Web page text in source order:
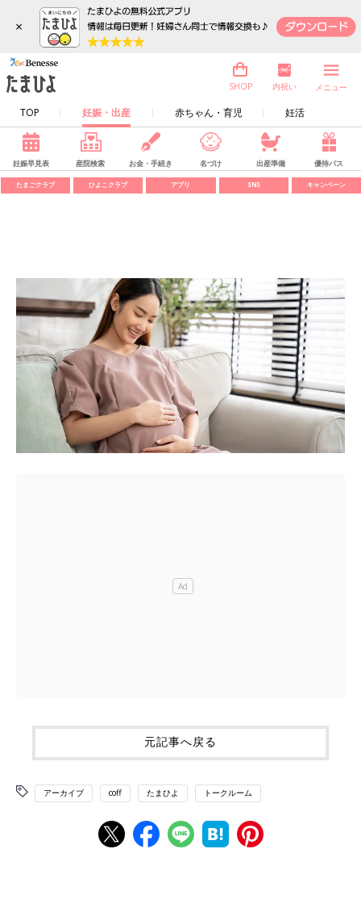
×
TOP 妊娠・出産 赤ちゃん・育児 妊活
SHOP 内祝い メニュー
妊娠早見表 産院検索 お金・手続き 名づけ 出産準備 優待パス
たまごクラブ ひよこクラブ アプリ SNS キャンペーン
元記事へ戻る
アーカイブ coff たまひよ トークルーム